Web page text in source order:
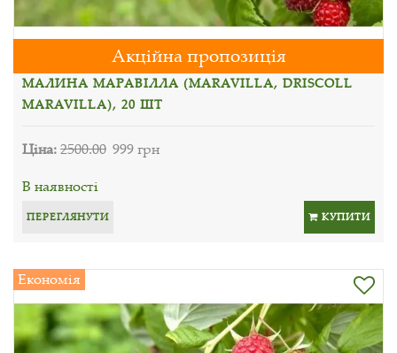
Акційна пропозиція
МАЛИНА МАРАВІЛЛА (MARAVILLA, DRISCOLL
MARAVILLA), 20 ШТ
Ціна:2500.00 999 грн
В наявності
ПЕРЕГЛЯНУТИ КУПИТИ
Економія